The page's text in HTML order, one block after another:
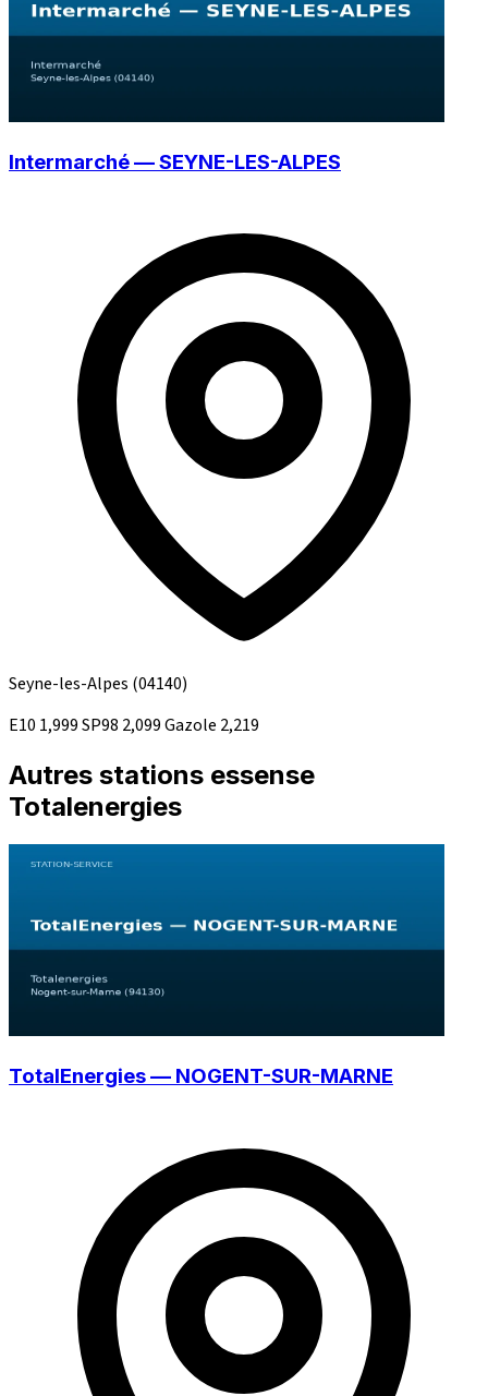
Intermarché — SEYNE-LES-ALPES
Seyne-les-Alpes (04140)
E10 1,999SP98 2,099Gazole 2,219
Autres stations essense
Totalenergies
TotalEnergies — NOGENT-SUR-MARNE